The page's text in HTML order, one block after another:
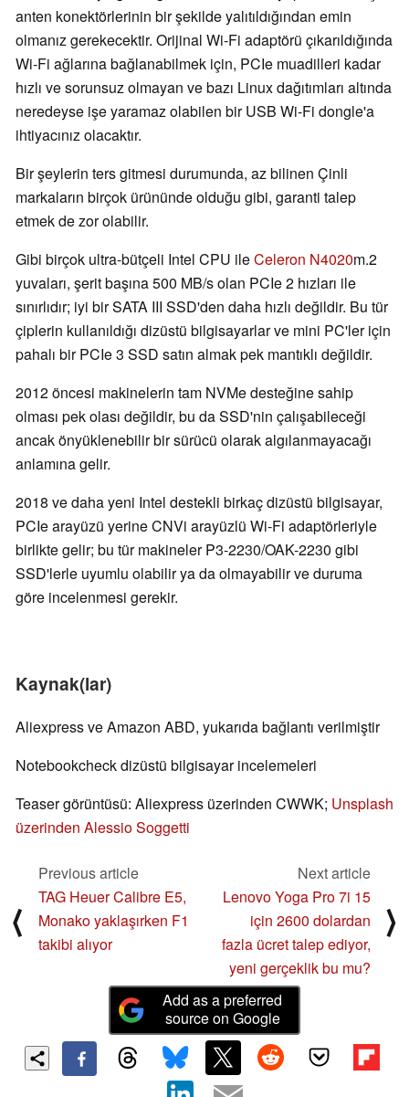
anten konektörlerinin bir şekilde yalıtıldığından emin
olmanız gerekecektir. Orijinal Wi-Fi adaptörü çıkarıldığında
Wi-Fi ağlarına bağlanabilmek için, PCIe muadilleri kadar
hızlı ve sorunsuz olmayan ve bazı Linux dağıtımları altında
neredeyse işe yaramaz olabilen bir USB Wi-Fi dongle'a
ihtiyacınız olacaktır.
Bir şeylerin ters gitmesi durumunda, az bilinen Çinli
markaların birçok ürününde olduğu gibi, garanti talep
etmek de zor olabilir.
Gibi birçok ultra-bütçeli Intel CPU ileCeleron N4020m.2
yuvaları, şerit başına 500 MB/s olan PCIe 2 hızları ile
sınırlıdır; iyi bir SATA III SSD'den daha hızlı değildir. Bu tür
çiplerin kullanıldığı dizüstü bilgisayarlar ve mini PC'ler için
pahalı bir PCIe 3 SSD satın almak pek mantıklı değildir.
2012 öncesi makinelerin tam NVMe desteğine sahip
olması pek olası değildir, bu da SSD'nin çalışabileceği
ancak önyüklenebilir bir sürücü olarak algılanmayacağı
anlamına gelir.
2018 ve daha yeni Intel destekli birkaç dizüstü bilgisayar,
PCIe arayüzü yerine CNVi arayüzlü Wi-Fi adaptörleriyle
birlikte gelir; bu tür makineler P3-2230/OAK-2230 gibi
SSD'lerle uyumlu olabilir ya da olmayabilir ve duruma
göre incelenmesi gerekir.
Kaynak(lar)
Aliexpress ve Amazon ABD, yukarıda bağlantı verilmiştir
Notebookcheck dizüstü bilgisayar incelemeleri
Teaser görüntüsü: Aliexpress üzerinden CWWK; Unsplash
üzerinden Alessio Soggetti
⟨
Previous article
TAG Heuer Calibre E5,
Monako yaklaşırken F1
takibi alıyor
Next article
Lenovo Yoga Pro 7i 15
için 2600 dolardan
fazla ücret talep ediyor,
yeni gerçeklik bu mu?
⟩
Add as a preferred
source on Google